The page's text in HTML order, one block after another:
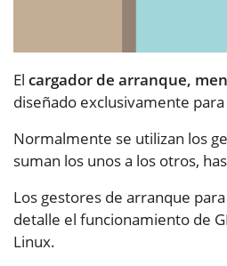
El cargador de arranque,
diseñado exclusivamente
Normalmente se utilizan los
suman los unos a los otros,
Los gestores de arranque
detalle el funcionamiento de
Linux.